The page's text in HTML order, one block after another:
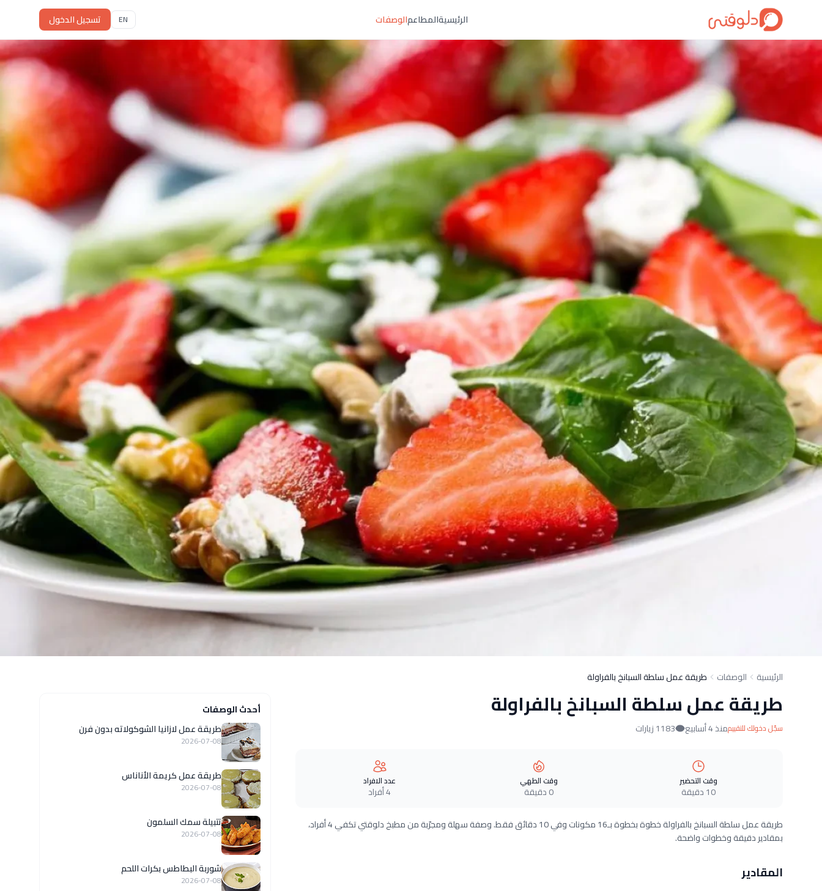
الرئيسيةالمطاعمالوصفات EN تسجيل الدخول
الرئيسية الوصفات طريقة عمل سلطة السبانخ بالفراولة
طريقة عمل سلطة السبانخ بالفراولة
سجّل دخولك للتقييممنذ 4 أسابيع 1183 زيارات
وقت التحضير
10 دقيقة
وقت الطهي
0 دقيقة
عدد الافراد
4 أفراد
طريقة عمل سلطة السبانخ بالفراولة خطوة بخطوة بـ16 مكونات وفي 10 دقائق فقط. وصفة سهلة ومجرّبة من مطبخ دلوقتي تكفي 4 أفراد،
بمقادير دقيقة وخطوات واضحة.
المقادير
أحدث الوصفات
طريقة عمل لازانيا الشوكولاته بدون فرن
2026-07-08
طريقة عمل كريمة الأناناس
2026-07-08
تتبيلة سمك السلمون
2026-07-08
شوربة البطاطس بكرات اللحم
2026-07-08